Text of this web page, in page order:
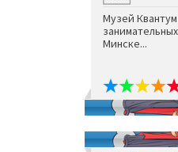
Музей
Минске...